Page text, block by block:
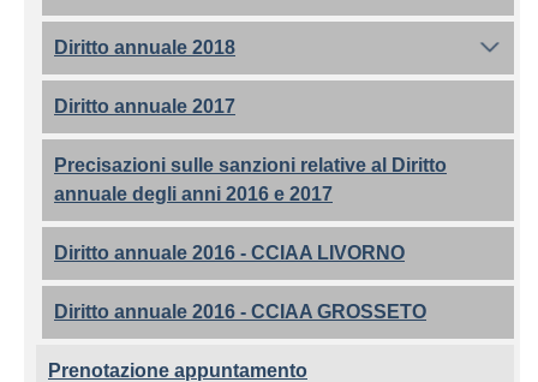
Diritto annuale 2018
Diritto annuale 2017
Precisazioni sulle sanzioni relative al Diritto
annuale degli anni 2016 e 2017
Diritto annuale 2016 - CCIAA LIVORNO
Diritto annuale 2016 - CCIAA GROSSETO
Prenotazione appuntamento